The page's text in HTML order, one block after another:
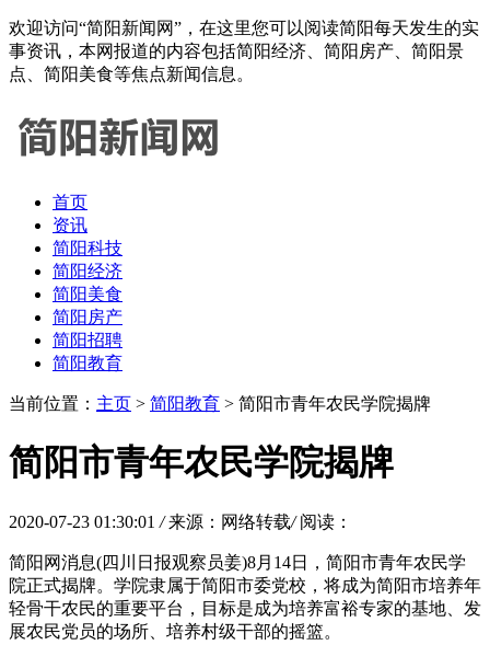
欢迎访问“简阳新闻网”，在这里您可以阅读简阳每天发生的实
事资讯，本网报道的内容包括简阳经济、简阳房产、简阳景
点、简阳美食等焦点新闻信息。
首页
资讯
简阳科技
简阳经济
简阳美食
简阳房产
简阳招聘
简阳教育
当前位置： 主页 > 简阳教育 > 简阳市青年农民学院揭牌
简阳市青年农民学院揭牌
2020-07-23 01:30:01 / 来源：网络转载/ 阅读：
简阳网消息(四川日报观察员姜)8月14日，简阳市青年农民学
院正式揭牌。学院隶属于简阳市委党校，将成为简阳市培养年
轻骨干农民的重要平台，目标是成为培养富裕专家的基地、发
展农民党员的场所、培养村级干部的摇篮。